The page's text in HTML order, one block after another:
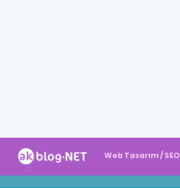
Web Tasarım / SEO